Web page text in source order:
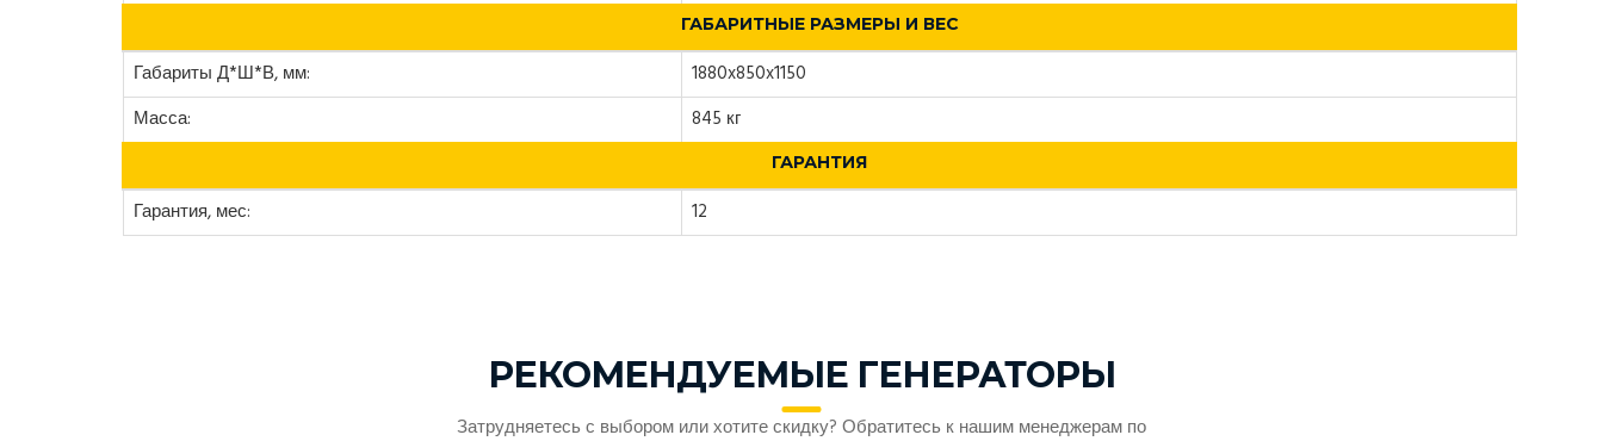
ГАБАРИТНЫЕ РАЗМЕРЫ И ВЕС
Габариты Д*Ш*В, мм:
1880x850x1150
Масса:
845 кг
ГАРАНТИЯ
Гарантия, мес: 12
РЕКОМЕНДУЕМЫЕ ГЕНЕРАТОРЫ
Затрудняетесь с выбором или хотите скидку? Обратитесь к нашим менеджерам по